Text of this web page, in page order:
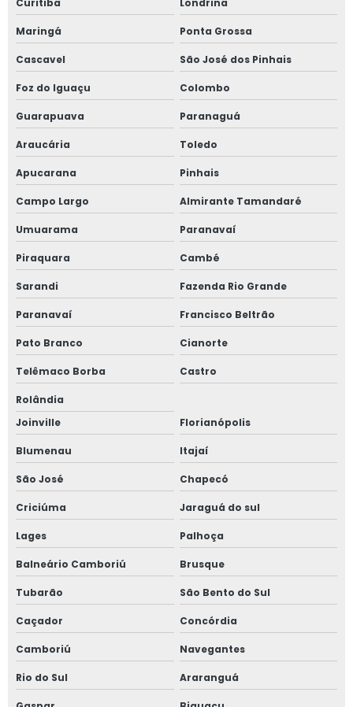
Maringá Ponta Grossa
Cascavel São José dos Pinhais
Foz do Iguaçu Colombo
Guarapuava Paranaguá
Araucária Toledo
Apucarana Pinhais
Campo Largo Almirante Tamandaré
Umuarama Paranavaí
Piraquara Cambé
Sarandi Fazenda Rio Grande
Paranavaí Francisco Beltrão
Pato Branco Cianorte
Telêmaco Borba Castro
Rolândia
Joinville
Florianópolis
Blumenau Itajaí
São José Chapecó
Criciúma Jaraguá do sul
Lages Palhoça
Balneário Camboriú Brusque
Tubarão São Bento do Sul
Caçador Concórdia
Camboriú Navegantes
Rio do Sul Araranguá